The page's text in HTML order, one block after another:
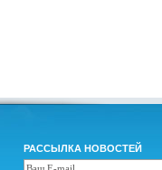
РАССЫЛКА НОВОСТЕЙ